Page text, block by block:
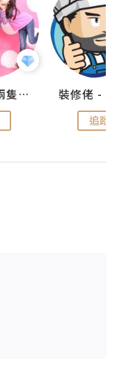
儍媽媽與兩隻小魔怪之家
追蹤